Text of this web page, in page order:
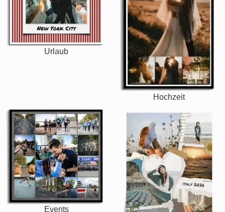
Urlaub
Hochzeit
Events